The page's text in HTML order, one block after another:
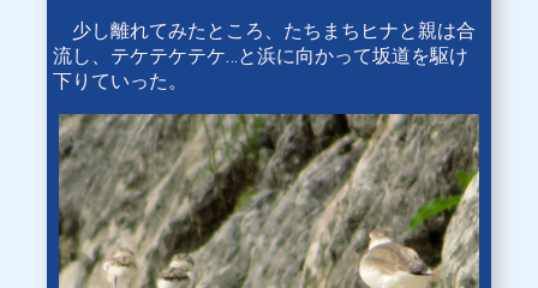
少し離れてみたところ、たちまちヒナと親は合
流し、テケテケテケ…と浜に向かって坂道を駆け
下りていった。